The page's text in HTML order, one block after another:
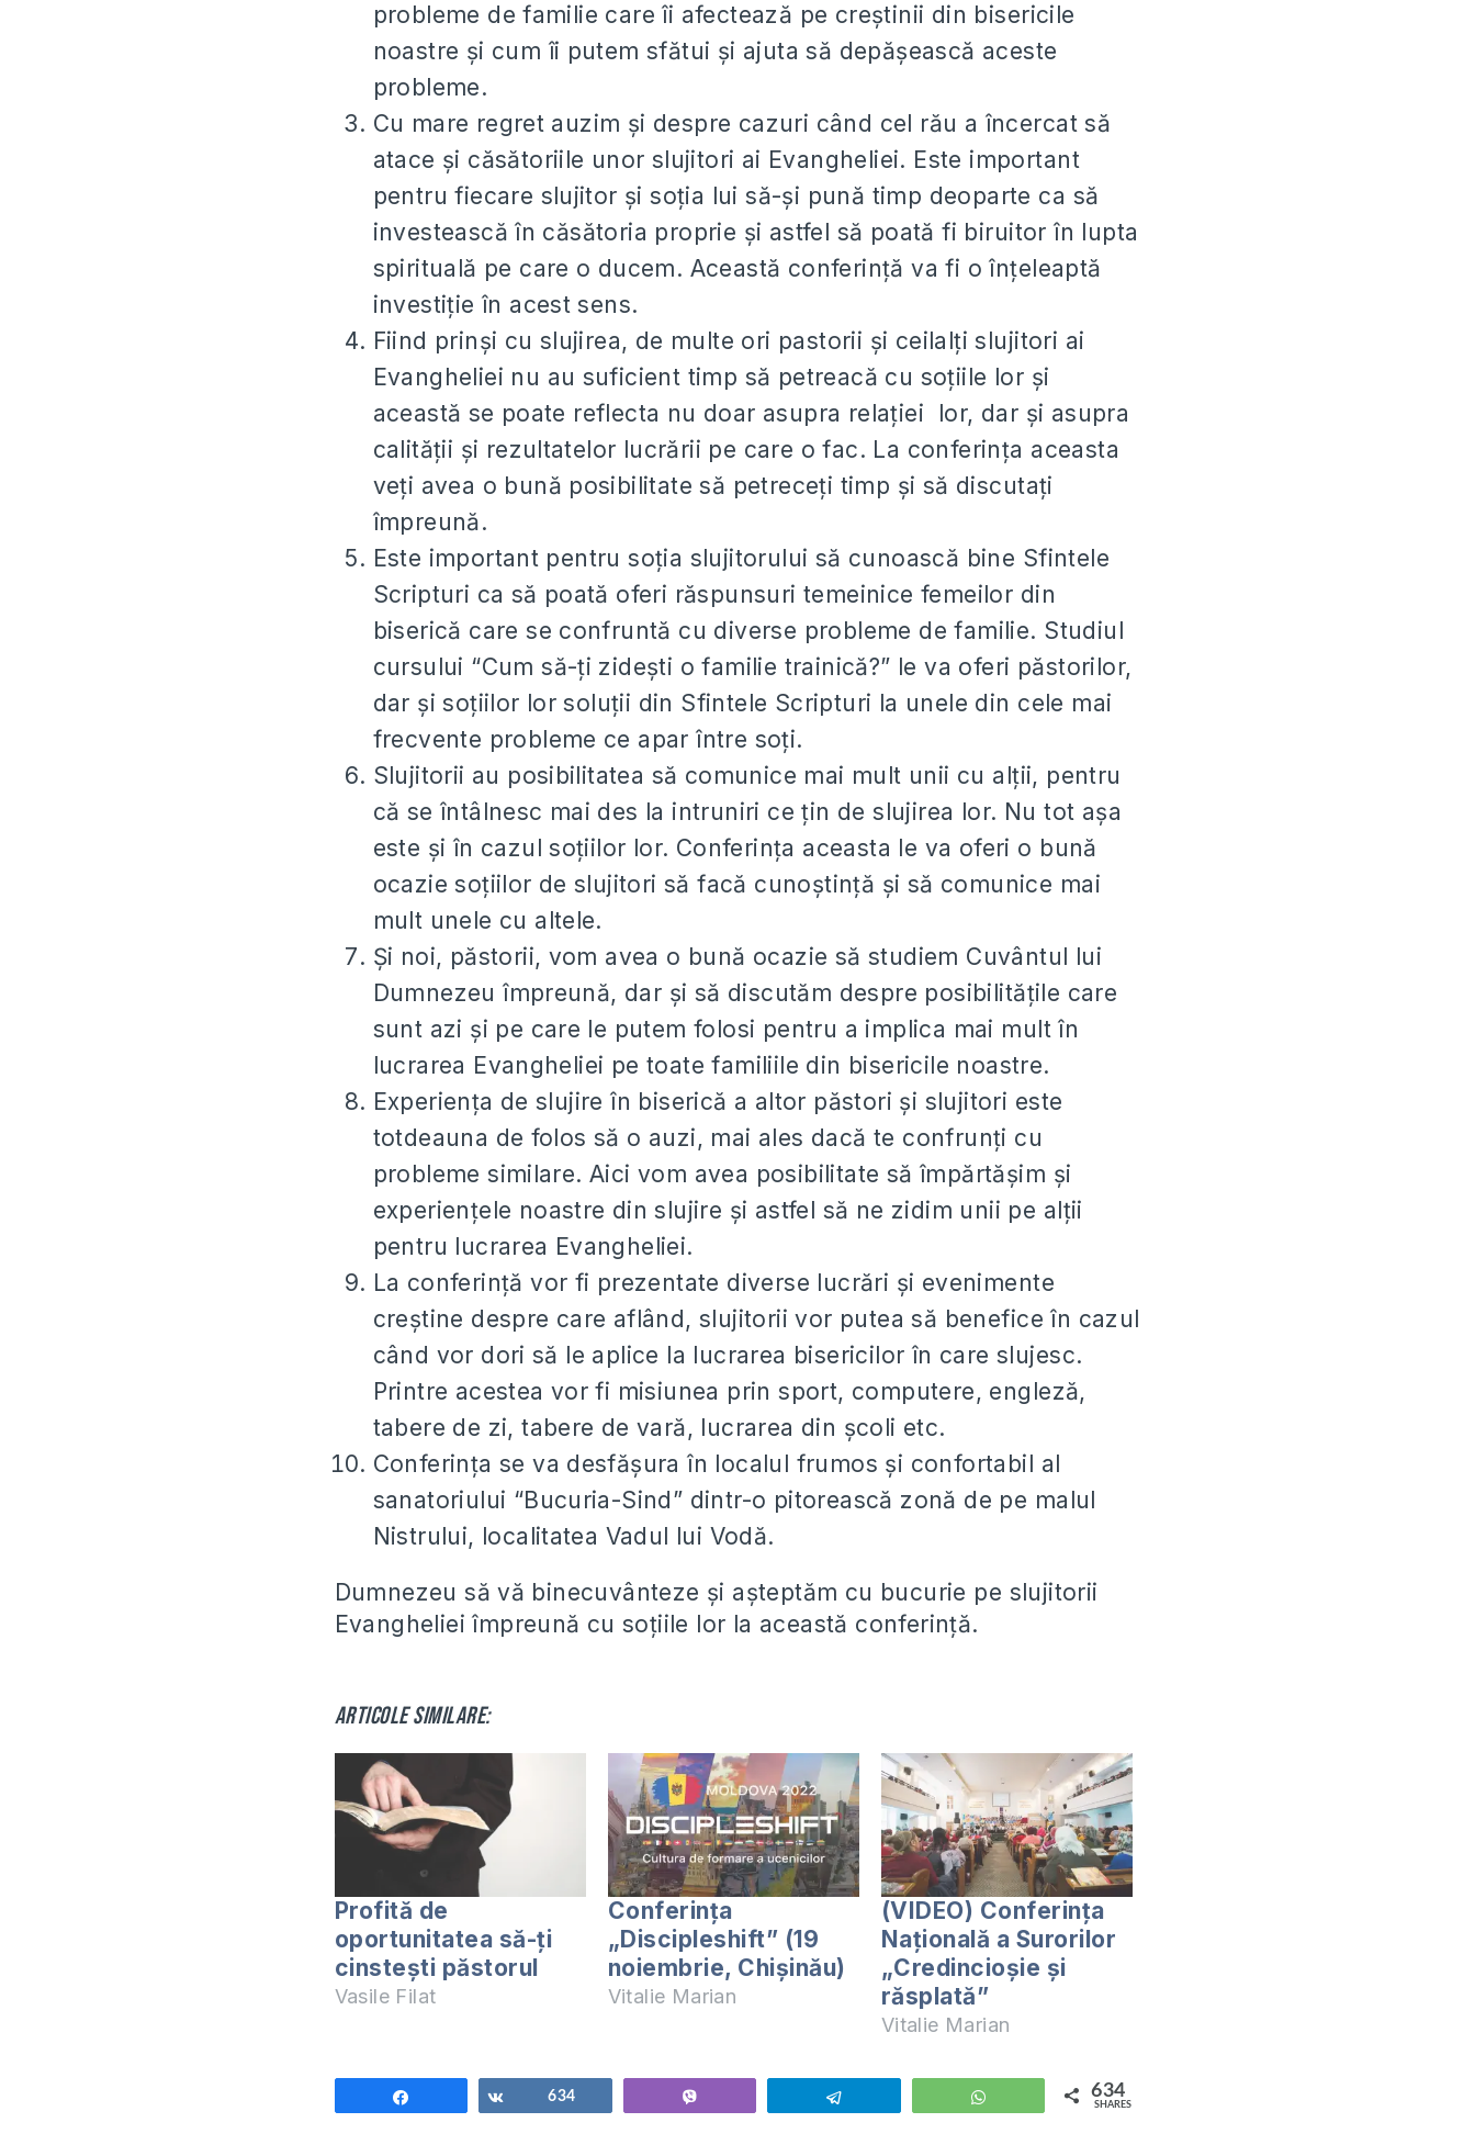
probleme de familie care îi afectează pe creștinii din bisericile
noastre și cum îi putem sfătui și ajuta să depășească aceste
probleme.
Cu mare regret auzim și despre cazuri când cel rău a încercat să
atace și căsătoriile unor slujitori ai Evangheliei. Este important
pentru fiecare slujitor și soția lui să-și pună timp deoparte ca să
investească în căsătoria proprie și astfel să poată fi biruitor în lupta
spirituală pe care o ducem. Această conferință va fi o înțeleaptă
investiție în acest sens.
Fiind prinși cu slujirea, de multe ori pastorii și ceilalți slujitori ai
Evangheliei nu au suficient timp să petreacă cu soțiile lor și
această se poate reflecta nu doar asupra relației lor, dar și asupra
calității și rezultatelor lucrării pe care o fac. La conferința aceasta
veți avea o bună posibilitate să petreceți timp și să discutați
împreună.
Este important pentru soția slujitorului să cunoască bine Sfintele
Scripturi ca să poată oferi răspunsuri temeinice femeilor din
biserică care se confruntă cu diverse probleme de familie. Studiul
cursului “Cum să-ți zidești o familie trainică?” le va oferi păstorilor,
dar și soțiilor lor soluții din Sfintele Scripturi la unele din cele mai
frecvente probleme ce apar între soți.
Slujitorii au posibilitatea să comunice mai mult unii cu alții, pentru
că se întâlnesc mai des la intruniri ce țin de slujirea lor. Nu tot așa
este și în cazul soțiilor lor. Conferința aceasta le va oferi o bună
ocazie soțiilor de slujitori să facă cunoștință și să comunice mai
mult unele cu altele.
Și noi, păstorii, vom avea o bună ocazie să studiem Cuvântul lui
Dumnezeu împreună, dar și să discutăm despre posibilitățile care
sunt azi și pe care le putem folosi pentru a implica mai mult în
lucrarea Evangheliei pe toate familiile din bisericile noastre.
Experiența de slujire în biserică a altor păstori și slujitori este
totdeauna de folos să o auzi, mai ales dacă te confrunți cu
probleme similare. Aici vom avea posibilitate să împărtășim și
experiențele noastre din slujire și astfel să ne zidim unii pe alții
pentru lucrarea Evangheliei.
La conferință vor fi prezentate diverse lucrări și evenimente
creștine despre care aflând, slujitorii vor putea să benefice în cazul
când vor dori să le aplice la lucrarea bisericilor în care slujesc.
Printre acestea vor fi misiunea prin sport, computere, engleză,
tabere de zi, tabere de vară, lucrarea din școli etc.
Conferința se va desfășura în localul frumos și confortabil al
sanatoriului “Bucuria-Sind” dintr-o pitorească zonă de pe malul
Nistrului, localitatea Vadul lui Vodă.
Dumnezeu să vă binecuvânteze și așteptăm cu bucurie pe slujitorii
Evangheliei împreună cu soțiile lor la această conferință.
Articole similare:
Profită de
oportunitatea să-ți
cinstești păstorul
Vasile Filat
Conferința
„Discipleshift” (19
noiembrie, Chișinău)
Vitalie Marian
(VIDEO) Conferința
Națională a Surorilor
„Credincioșie și
răsplată”
Vitalie Marian
Share634 WhatsApp 634
SHARES